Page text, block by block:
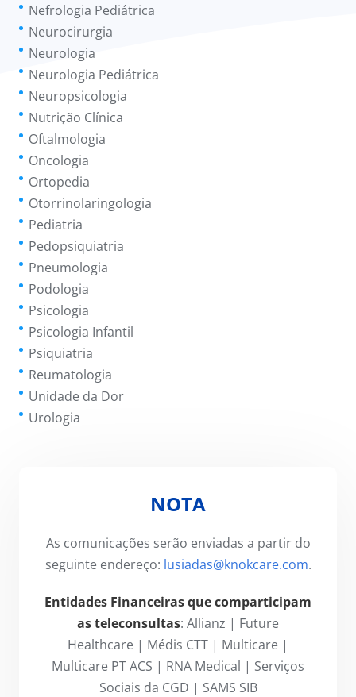
Nefrologia Pediátrica
Neurocirurgia
Neurologia
Neurologia Pediátrica
Neuropsicologia
Nutrição Clínica
Oftalmologia
Oncologia
Ortopedia
Otorrinolaringologia
Pediatria
Pedopsiquiatria
Pneumologia
Podologia
Psicologia
Psicologia Infantil
Psiquiatria
Reumatologia
Unidade da Dor
Urologia
NOTA
As comunicações serão enviadas a partir do
seguinte endereço: lusiadas@knokcare.com.
Entidades Financeiras que comparticipam
as teleconsultas: Allianz | Future
Healthcare | Médis CTT | Multicare |
Multicare PT ACS | RNA Medical | Serviços
Sociais da CGD | SAMS SIB